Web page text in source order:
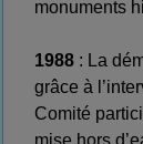
monuments
1988 : La
grâce à
Comité
mise hors